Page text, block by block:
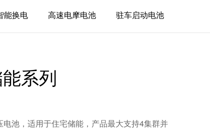
能换电 高速电摩电池 驻车启动电池
系列
池，适用于住宅储能，产品最大支持4集群并